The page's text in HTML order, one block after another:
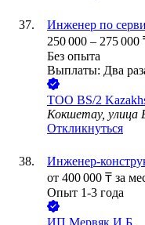
Инженер по
250 000 – 275 000
Без опыта
Выплаты: Два
ТОО BS/2
Кокшетау, улица
Откликнуться
Инженер-
от 400 000 ₸ за
Опыт 1-3 года